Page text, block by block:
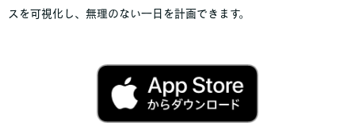
スを可視化し、無理のない一日を計画できます。